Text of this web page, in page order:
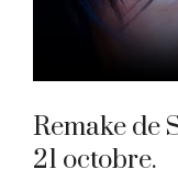
Remake de
21 octobre.